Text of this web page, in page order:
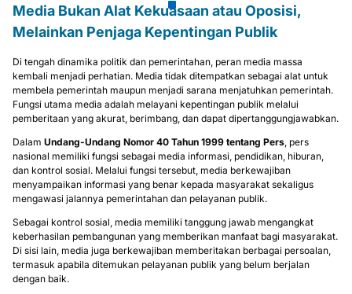
Media Bukan Alat Kekuasaan atau Oposisi,
Melainkan Penjaga Kepentingan Publik
Di tengah dinamika politik dan pemerintahan, peran media massa
kembali menjadi perhatian. Media tidak ditempatkan sebagai alat untuk
membela pemerintah maupun menjadi sarana menjatuhkan pemerintah.
Fungsi utama media adalah melayani kepentingan publik melalui
pemberitaan yang akurat, berimbang, dan dapat dipertanggungjawabkan.
Dalam Undang-Undang Nomor 40 Tahun 1999 tentang Pers, pers
nasional memiliki fungsi sebagai media informasi, pendidikan, hiburan,
dan kontrol sosial. Melalui fungsi tersebut, media berkewajiban
menyampaikan informasi yang benar kepada masyarakat sekaligus
mengawasi jalannya pemerintahan dan pelayanan publik.
Sebagai kontrol sosial, media memiliki tanggung jawab mengangkat
keberhasilan pembangunan yang memberikan manfaat bagi masyarakat.
Di sisi lain, media juga berkewajiban memberitakan berbagai persoalan,
termasuk apabila ditemukan pelayanan publik yang belum berjalan
dengan baik.